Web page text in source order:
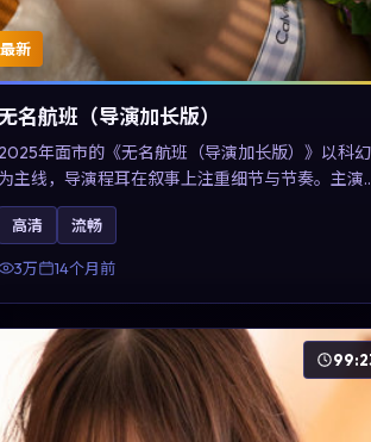
最新
名航班（导演加长版）
年面市的《无名航班（导演加长版）》以科幻
主线，导演程耳在叙事上注重细节与节奏。主演
面，周冬雨、凯特·布兰切特与巩俐的表演为角色
添层次。故事以女性视角重写传统类型片的叙事
性，可作为美国影视爱好者的高清观影选择。
高清 流畅
3万 14个月前